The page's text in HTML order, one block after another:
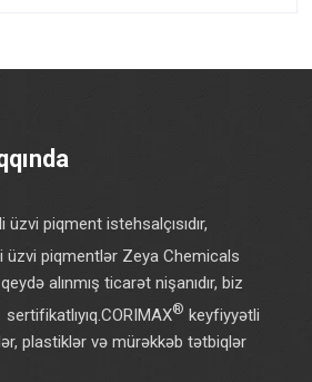
piqment istehsalçısıdır,
üzvi piqmentlər Zeya Chemicals
alınmış ticarət nişanıdır, biz
® keyfiyyətli
plastiklər və mürəkkəb tətbiqlər